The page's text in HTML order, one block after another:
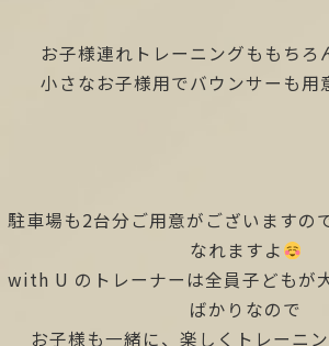
お子様連れトレーニングももちろ
小さなお子様用でバウンサーも用
駐車場も2台分ご用意がございますの
なれますよ
with U のトレーナーは全員子どもが
ばかりなので
お子様も一緒に、楽しくトレーニ